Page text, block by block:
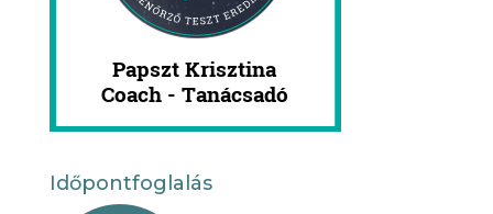
Időpontfoglalás